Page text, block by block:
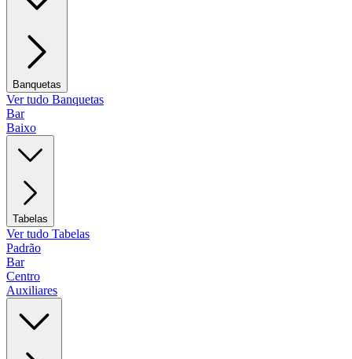
Banquetas
Ver tudo Banquetas
Bar
Baixo
Tabelas
Ver tudo Tabelas
Padrão
Bar
Centro
Auxiliares